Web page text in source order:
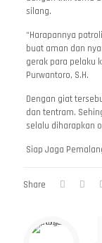
silang.
“Harapannya
buat aman dan
gerak para pelaku
Purwantoro, S.H.
Dengan giat
dan tentram.
selalu diharapkan
Siap Jaga
Share